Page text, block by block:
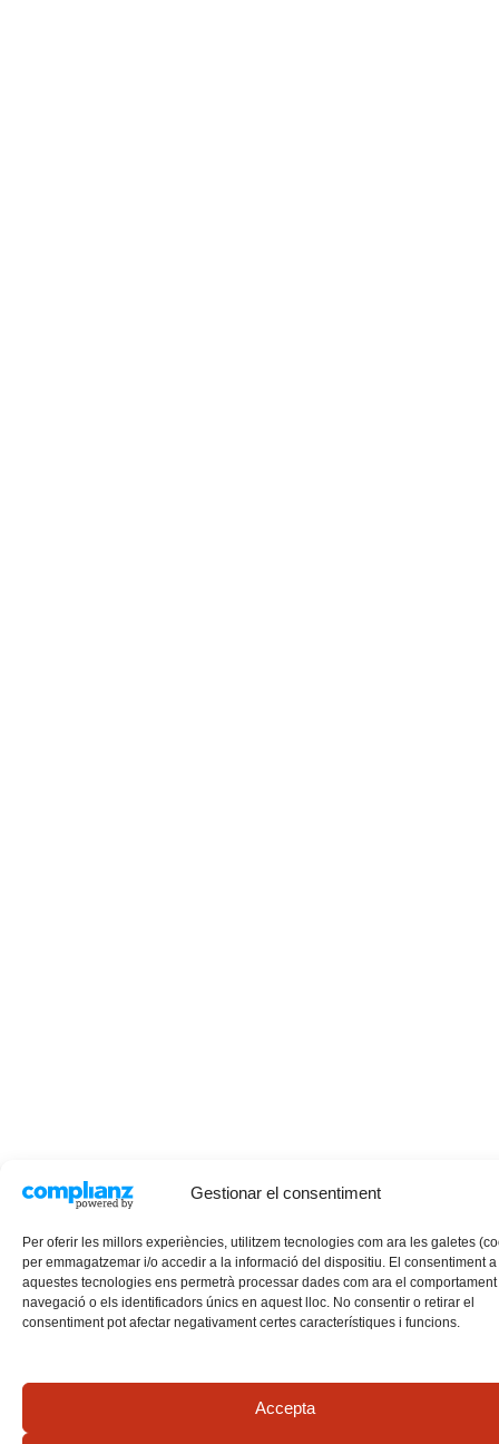
Gestionar el consentiment
Per oferir les millors experiències, utilitzem tecnologies com ara les galetes
per emmagatzemar i/o accedir a la informació del dispositiu. El consentiment a
aquestes tecnologies ens permetrà processar dades com ara el
navegació o els identificadors únics en aquest lloc. No consentir o retirar el
consentiment pot afectar negativament certes característiques i funcions.
Accepta